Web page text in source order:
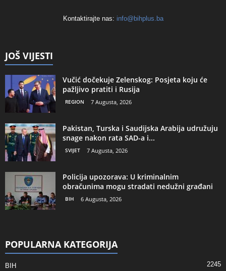
Kontaktirajte nas: info@bihplus.ba
JOŠ VIJESTI
Vučić dočekuje Zelenskog: Posjeta koju će
pažljivo pratiti i Rusija
REGION 7 Augusta, 2026
Pakistan, Turska i Saudijska Arabija udružuju
snage nakon rata SAD-a i...
SVIJET 7 Augusta, 2026
Policija upozorava: U kriminalnim
obračunima mogu stradati nedužni građani
BIH 6 Augusta, 2026
POPULARNA KATEGORIJA
BIH 2245